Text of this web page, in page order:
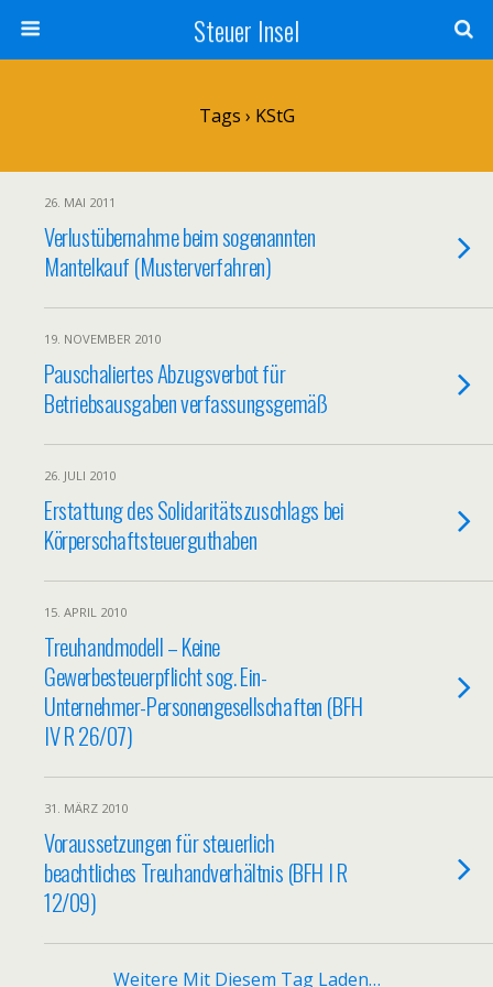
Steuer Insel
Tags › KStG
26. MAI 2011
Verlustübernahme beim sogenannten
Mantelkauf (Musterverfahren)
19. NOVEMBER 2010
Pauschaliertes Abzugsverbot für
Betriebsausgaben verfassungsgemäß
26. JULI 2010
Erstattung des Solidaritätszuschlags bei
Körperschaftsteuerguthaben
15. APRIL 2010
Treuhandmodell – Keine
Gewerbesteuerpflicht sog. Ein-
Unternehmer-Personengesellschaften (BFH
IV R 26/07)
31. MÄRZ 2010
Voraussetzungen für steuerlich
beachtliches Treuhandverhältnis (BFH I R
12/09)
Weitere Mit Diesem Tag Laden…